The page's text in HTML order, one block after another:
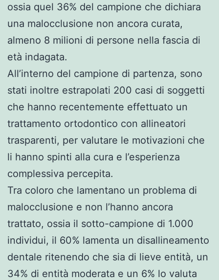
ossia quel 36% del campione che dichiara
una malocclusione non ancora curata,
almeno 8 milioni di persone nella fascia di
età indagata.
All’interno del campione di partenza, sono
stati inoltre estrapolati 200 casi di soggetti
che hanno recentemente effettuato un
trattamento ortodontico con allineatori
trasparenti, per valutare le motivazioni che
li hanno spinti alla cura e l’esperienza
complessiva percepita.
Tra coloro che lamentano un problema di
malocclusione e non l’hanno ancora
trattato, ossia il sotto-campione di 1.000
individui, il 60% lamenta un disallineamento
dentale ritenendo che sia di lieve entità, un
34% di entità moderata e un 6% lo valuta